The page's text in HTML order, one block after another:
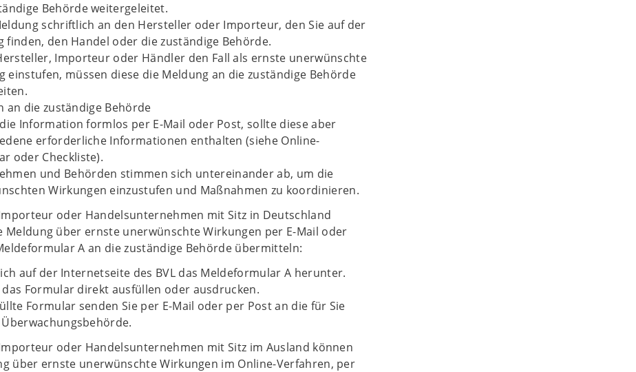
Behörde weitergeleitet.
schriftlich an den Hersteller oder Importeur, den Sie auf der
finden, den Handel oder die zuständige Behörde.
Importeur oder Händler den Fall als ernste unerwünschte
einstufen, müssen diese die Meldung an die zuständige Behörde
an die zuständige Behörde
Information formlos per E-Mail oder Post, sollte diese aber
erforderliche Informationen enthalten (siehe Online-
oder Checkliste).
und Behörden stimmen sich untereinander ab, um die
Wirkungen einzustufen und Maßnahmen zu koordinieren.
oder Handelsunternehmen mit Sitz in Deutschland
Meldung über ernste unerwünschte Wirkungen per E-Mail oder
A an die zuständige Behörde übermitteln:
auf der Internetseite des BVL das Meldeformular A herunter.
das Formular direkt ausfüllen oder ausdrucken.
Formular senden Sie per E-Mail oder per Post an die für Sie
oder Handelsunternehmen mit Sitz im Ausland können
über ernste unerwünschte Wirkungen im Online-Verfahren, per